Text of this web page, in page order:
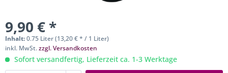
9,90 € *
Inhalt:0.75 Liter (13,20 € * / 1 Liter)
inkl. MwSt.zzgl. Versandkosten
Sofort versandfertig, Lieferzeit ca. 1-3 Werktage